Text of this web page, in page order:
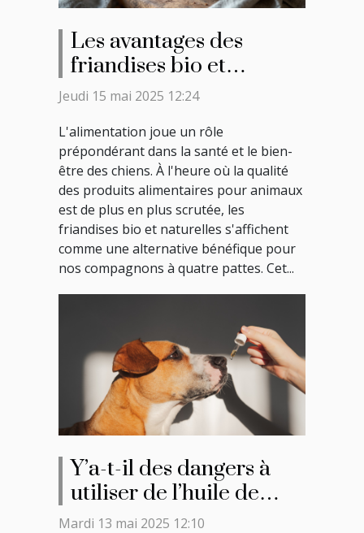
Les avantages des
friandises bio et
naturelles pour la santé
Jeudi 15 mai 2025 12:24
L'alimentation joue un rôle
prépondérant dans la santé et le bien-
être des chiens. À l'heure où la qualité
des produits alimentaires pour animaux
est de plus en plus scrutée, les
friandises bio et naturelles s'affichent
comme une alternative bénéfique pour
nos compagnons à quatre pattes. Cet...
Y’a-t-il des dangers à
utiliser de l’huile de
cade sur un chien ?
Mardi 13 mai 2025 12:10